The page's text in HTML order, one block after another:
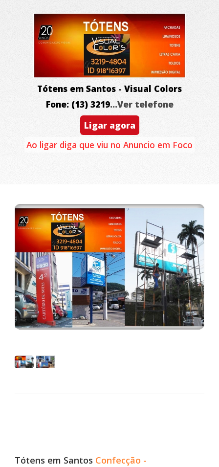
Tótens em Santos - Visual Colors
Fone: (13) 3219...Ver telefone
Ligar agora
Ao ligar diga que viu no Anuncio em Foco
Tótens em Santos Confecção -